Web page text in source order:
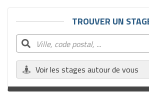
TROUVER UN
Voir les stages autour de vous